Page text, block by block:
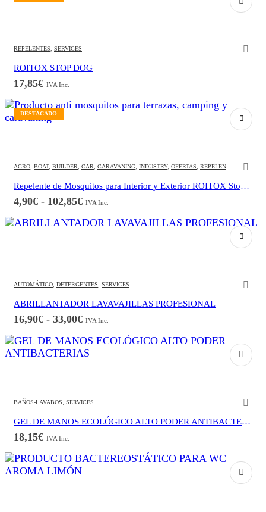
REPELENTES, SERVICES
ROITOX STOP DOG
17,85€ IVA Inc.
DESTACADO
Este producto tiene múltiples variantes. Las opciones se pueden elegir en la página de producto
AGRO, BOAT, BUILDER, CAR, CARAVANING, INDUSTRY, OFERTAS, REPELENTES
Repelente de Mosquitos para Interior y Exterior ROITOX Stop Insect
4,90€ - 102,85€Rango
precios:
IVA Inc.
Este producto tiene múltiples variantes. Las opciones se pueden elegir en la página de producto
AUTOMÁTICO, DETERGENTES, SERVICES
ABRILLANTADOR LAVAVAJILLAS PROFESIONAL
16,90€ - 33,00€Rango
precios:
desde
IVA Inc.
BAÑOS-LAVABOS SERVICES
GEL DE MANOS ECOLÓGICO ALTO PODER ANTIBACTERIAS
18,15€ IVA Inc.